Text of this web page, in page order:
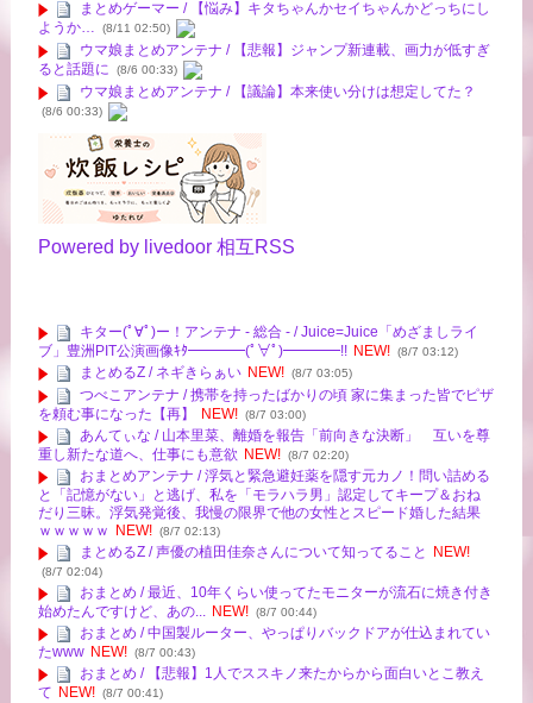
まとめゲーマー / 【悩み】キタちゃんかセイちゃんかどっちにし
ようか…
(8/11 02:50)
ウマ娘まとめアンテナ / 【悲報】ジャンプ新連載、画力が低すぎ
ると話題に
(8/6 00:33)
ウマ娘まとめアンテナ / 【議論】本来使い分けは想定してた？
(8/6 00:33)
Powered by livedoor 相互RSS
キター(ﾟ∀ﾟ)ー！アンテナ - 総合 - / Juice=Juice「めざましライ
ブ」豊洲PIT公演画像ｷﾀ━━━━(ﾟ∀ﾟ)━━━━!! NEW! (8/7 03:12)
まとめるZ / ネギきらぁい NEW! (8/7 03:05)
つべこアンテナ / 携帯を持ったばかりの頃 家に集まった皆でピザ
を頼む事になった【再】
NEW! (8/7 03:00)
あんてぃな / 山本里菜、離婚を報告「前向きな決断」 互いを尊
重し新たな道へ、仕事にも意欲 NEW! (8/7 02:20)
おまとめアンテナ / 浮気と緊急避妊薬を隠す元カノ！問い詰める
と「記憶がない」と逃げ、私を「モラハラ男」認定してキープ＆おね
だり三昧。浮気発覚後、我慢の限界で他の女性とスピード婚した結果
ｗｗｗｗｗ
NEW! (8/7 02:13)
まとめるZ / 声優の植田佳奈さんについて知ってること NEW!
(8/7 02:04)
おまとめ / 最近、10年くらい使ってたモニターが流石に焼き付き
始めたんですけど、あの... NEW! (8/7 00:44)
おまとめ / 中国製ルーター、やっぱりバックドアが仕込まれてい
たwww NEW! (8/7 00:43)
おまとめ / 【悲報】1人でススキノ来たからから面白いとこ教え
て NEW! (8/7 00:41)